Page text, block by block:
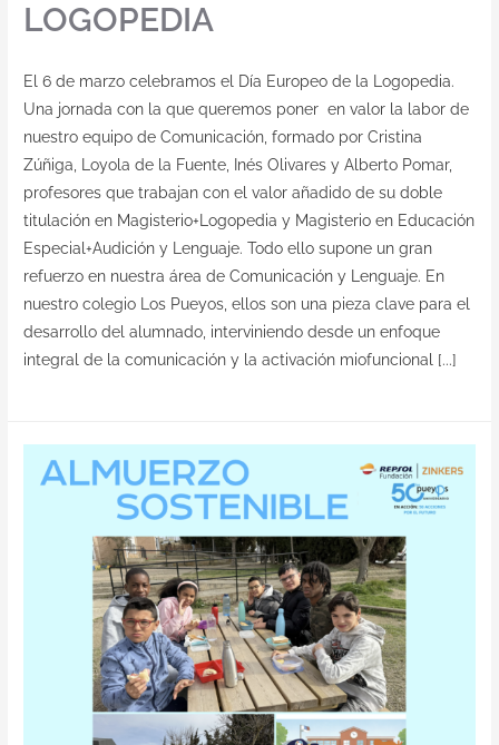
LOGOPEDIA
El 6 de marzo celebramos el Día Europeo de la Logopedia.
Una jornada con la que queremos poner en valor la labor de
nuestro equipo de Comunicación, formado por Cristina
Zúñiga, Loyola de la Fuente, Inés Olivares y Alberto Pomar,
profesores que trabajan con el valor añadido de su doble
titulación en Magisterio+Logopedia y Magisterio en Educación
Especial+Audición y Lenguaje. Todo ello supone un gran
refuerzo en nuestra área de Comunicación y Lenguaje. En
nuestro colegio Los Pueyos, ellos son una pieza clave para el
desarrollo del alumnado, interviniendo desde un enfoque
integral de la comunicación y la activación miofuncional [...]